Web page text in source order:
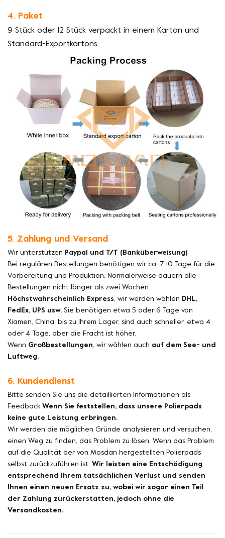
4. Paket
9 Stück oder 12 Stück verpackt in einem Karton und
Standard-Exportkartons
5. Zahlung und Versand
Wir unterstützen Paypal und T/T (Banküberweisung)
Bei regulären Bestellungen benötigen wir ca. 7-10 Tage für die
Vorbereitung und Produktion. Normalerweise dauern alle
Bestellungen nicht länger als zwei Wochen.
Höchstwahrscheinlich Express, wir werden wählen DHL,
FedEx, UPS usw. Sie benötigen etwa 5 oder 6 Tage von
Xiamen, China, bis zu Ihrem Lager, sind auch schneller, etwa 4
oder 4 Tage, aber die Fracht ist höher.
Wenn Großbestellungen, wir wählen auch auf dem See- und
Luftweg.
6. Kundendienst
Bitte senden Sie uns die detaillierten Informationen als
Feedback Wenn Sie feststellen, dass unsere Polierpads
keine gute Leistung erbringen.
Wir werden die möglichen Gründe analysieren und versuchen,
einen Weg zu finden, das Problem zu lösen. Wenn das Problem
auf die Qualität der von Mosdan hergestellten Polierpads
selbst zurückzuführen ist, Wir leisten eine Entschädigung
entsprechend Ihrem tatsächlichen Verlust und senden
Ihnen einen neuen Ersatz zu, wobei wir sogar einen Teil
der Zahlung zurückerstatten, jedoch ohne die
Versandkosten.